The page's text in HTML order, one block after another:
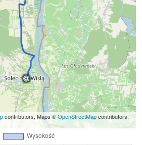
contributors, Maps ©OpenStreetMapcontributors,